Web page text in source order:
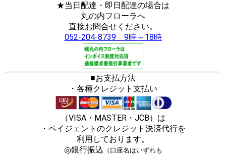
★当日配達・即日配達の場合は
丸の内フローラへ
直接お問合せください。
052-204-8739 9時～18時
■お支払方法
・各種クレジット支払い
（VISA・MASTER・JCB）は
・ペイジェントのクレジット決済代行を
利用しております。
◎銀行振込 （口座名はいずれも